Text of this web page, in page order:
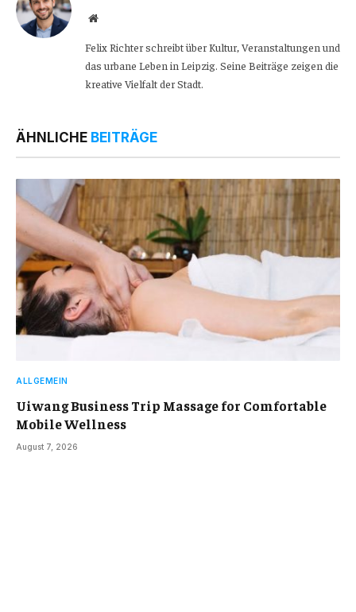
Website
Felix Richter schreibt über Kultur, Veranstaltungen und
das urbane Leben in Leipzig. Seine Beiträge zeigen die
kreative Vielfalt der Stadt.
ÄHNLICHE BEITRÄGE
ALLGEMEIN
Uiwang Business Trip Massage for Comfortable
Mobile Wellness
August 7, 2026